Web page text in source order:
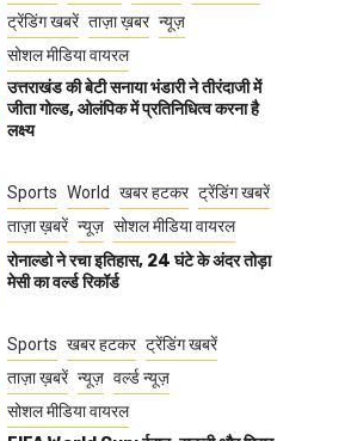
ट्रेंडिंग खबरें ताज़ा ख़बर न्यूज़
सोशल मीडिया वायरल
उत्तराखंड की बेटी सनाया भंडारी ने तीरंदाजी में
जीता गोल्ड, ओलंपिक में प्रतिनिधित्व करना है
लक्ष्य
Sports World खबर हटकर ट्रेंडिंग खबरें
ताज़ा ख़बरें न्यूज़ सोशल मीडिया वायरल
रोनाल्डो ने रचा इतिहास, 24 घंटे के अंदर तोड़ा
मेसी का वर्ल्ड रिकॉर्ड
Sports खबर हटकर ट्रेंडिंग खबरें
ताज़ा ख़बरें न्यूज़ वर्ल्ड न्यूज़
सोशल मीडिया वायरल